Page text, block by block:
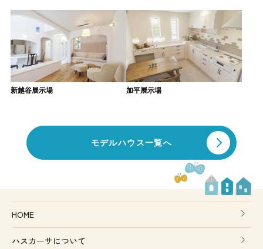
モデルハウス一覧へ
新越谷展示場 加平展示場
HOME
ハスカーサについて